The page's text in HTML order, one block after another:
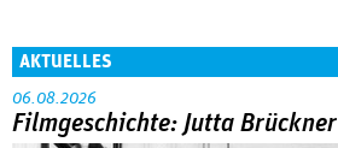
AKTUELLES
06.08.2026
Filmgeschichte: Jutta Brückner